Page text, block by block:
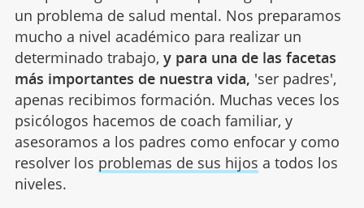
un problema de salud mental. Nos preparamos
mucho a nivel académico para realizar un
determinado trabajo, y para una de las facetas
más importantes de nuestra vida, 'ser padres',
apenas recibimos formación. Muchas veces los
psicólogos hacemos de coach familiar, y
asesoramos a los padres como enfocar y como
resolver los problemas de sus hijos a todos los
niveles.